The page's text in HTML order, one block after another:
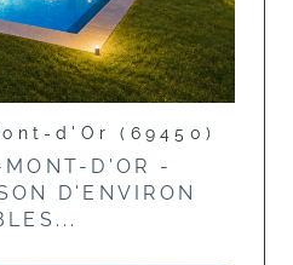
d'Or (69450)
D'OR -
D'ENVIRON